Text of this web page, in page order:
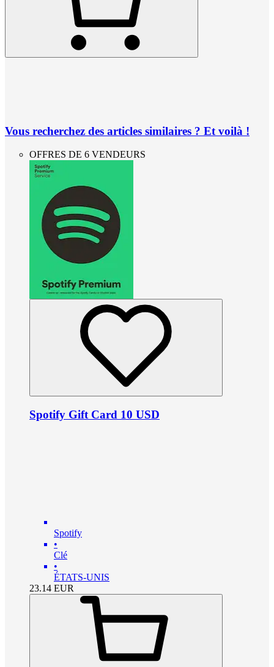
Vous recherchez des articles similaires ? Et voilà !
OFFRES DE 6 VENDEURS
Spotify Gift Card 10 USD
Spotify
•
Clé
•
ÉTATS-UNIS
23.14 EUR